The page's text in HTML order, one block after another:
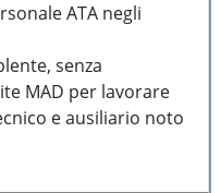
ATA negli
senza
MAD per lavorare
e ausiliario noto